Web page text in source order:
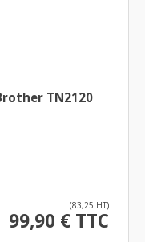
TN2120
(83,25 HT)
99,90 € TTC